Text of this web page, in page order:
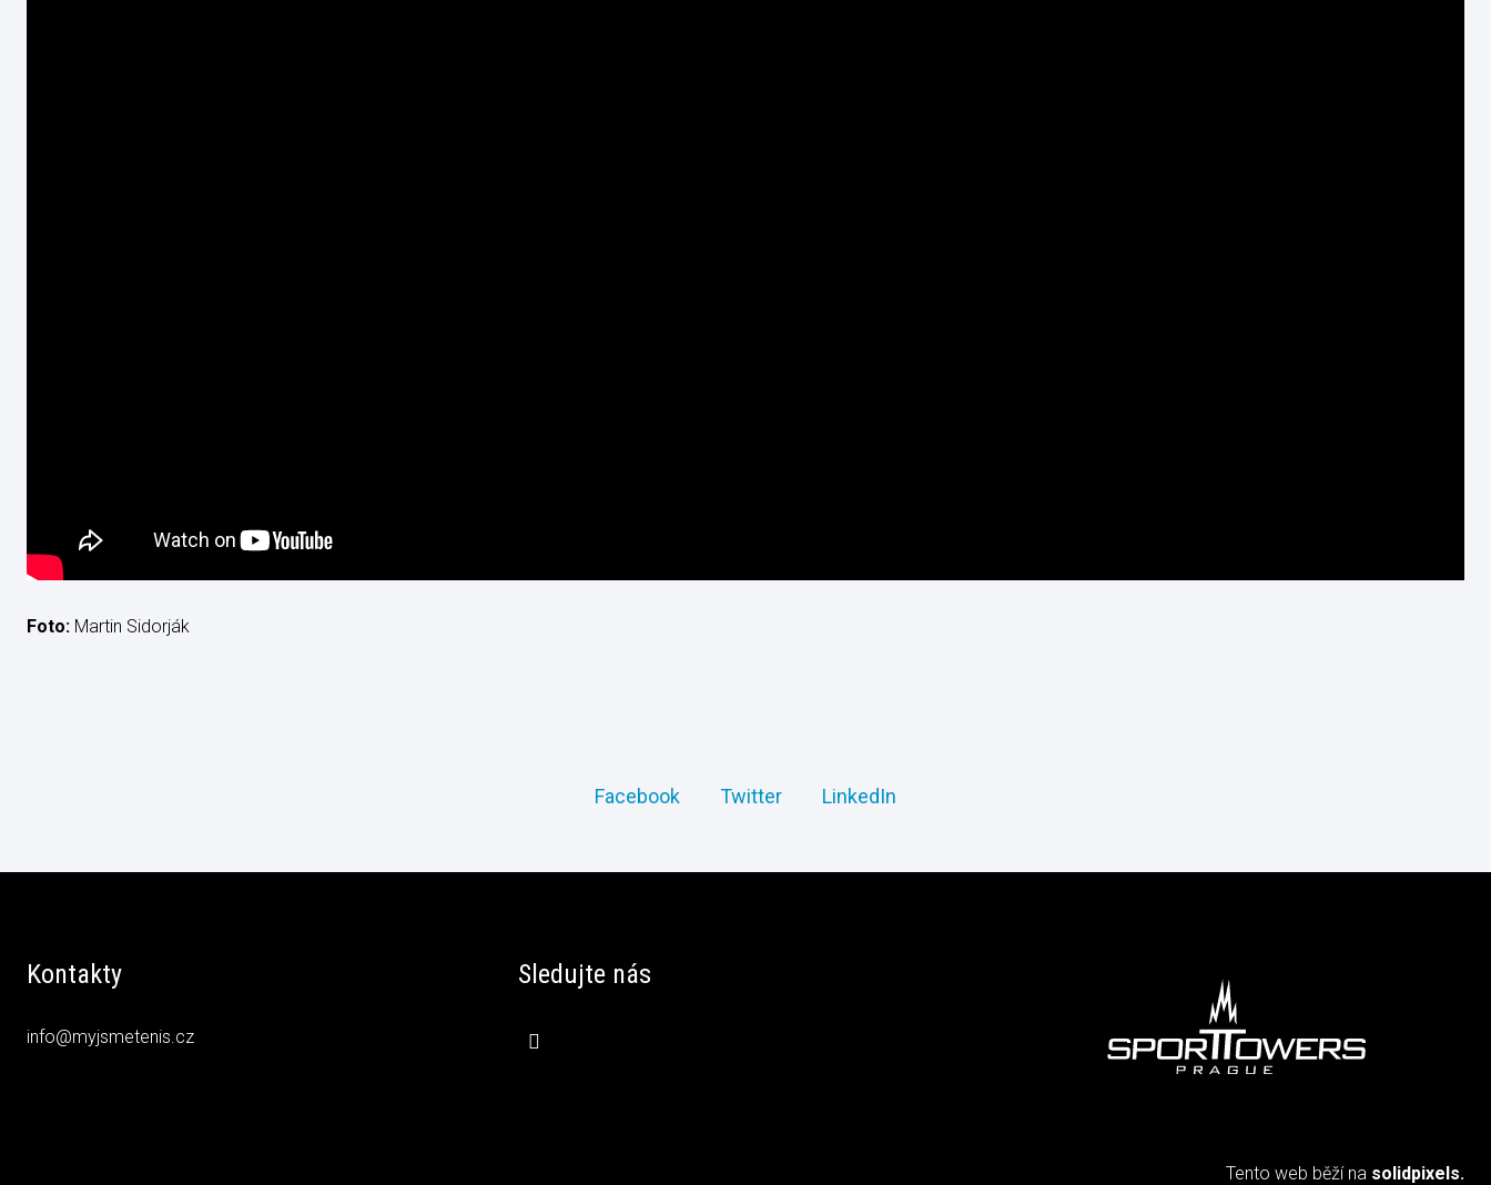
Foto: Martin Sidorják
Facebook Twitter LinkedIn
Kontakty
info@myjsmetenis.cz
Sledujte nás
Tento web běží na solidpixels.